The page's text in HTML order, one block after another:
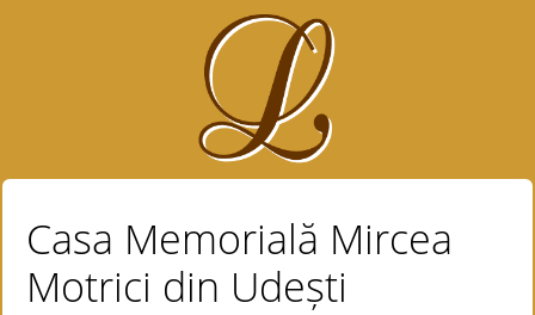
Casa Memorială Mircea
Motrici din Udești